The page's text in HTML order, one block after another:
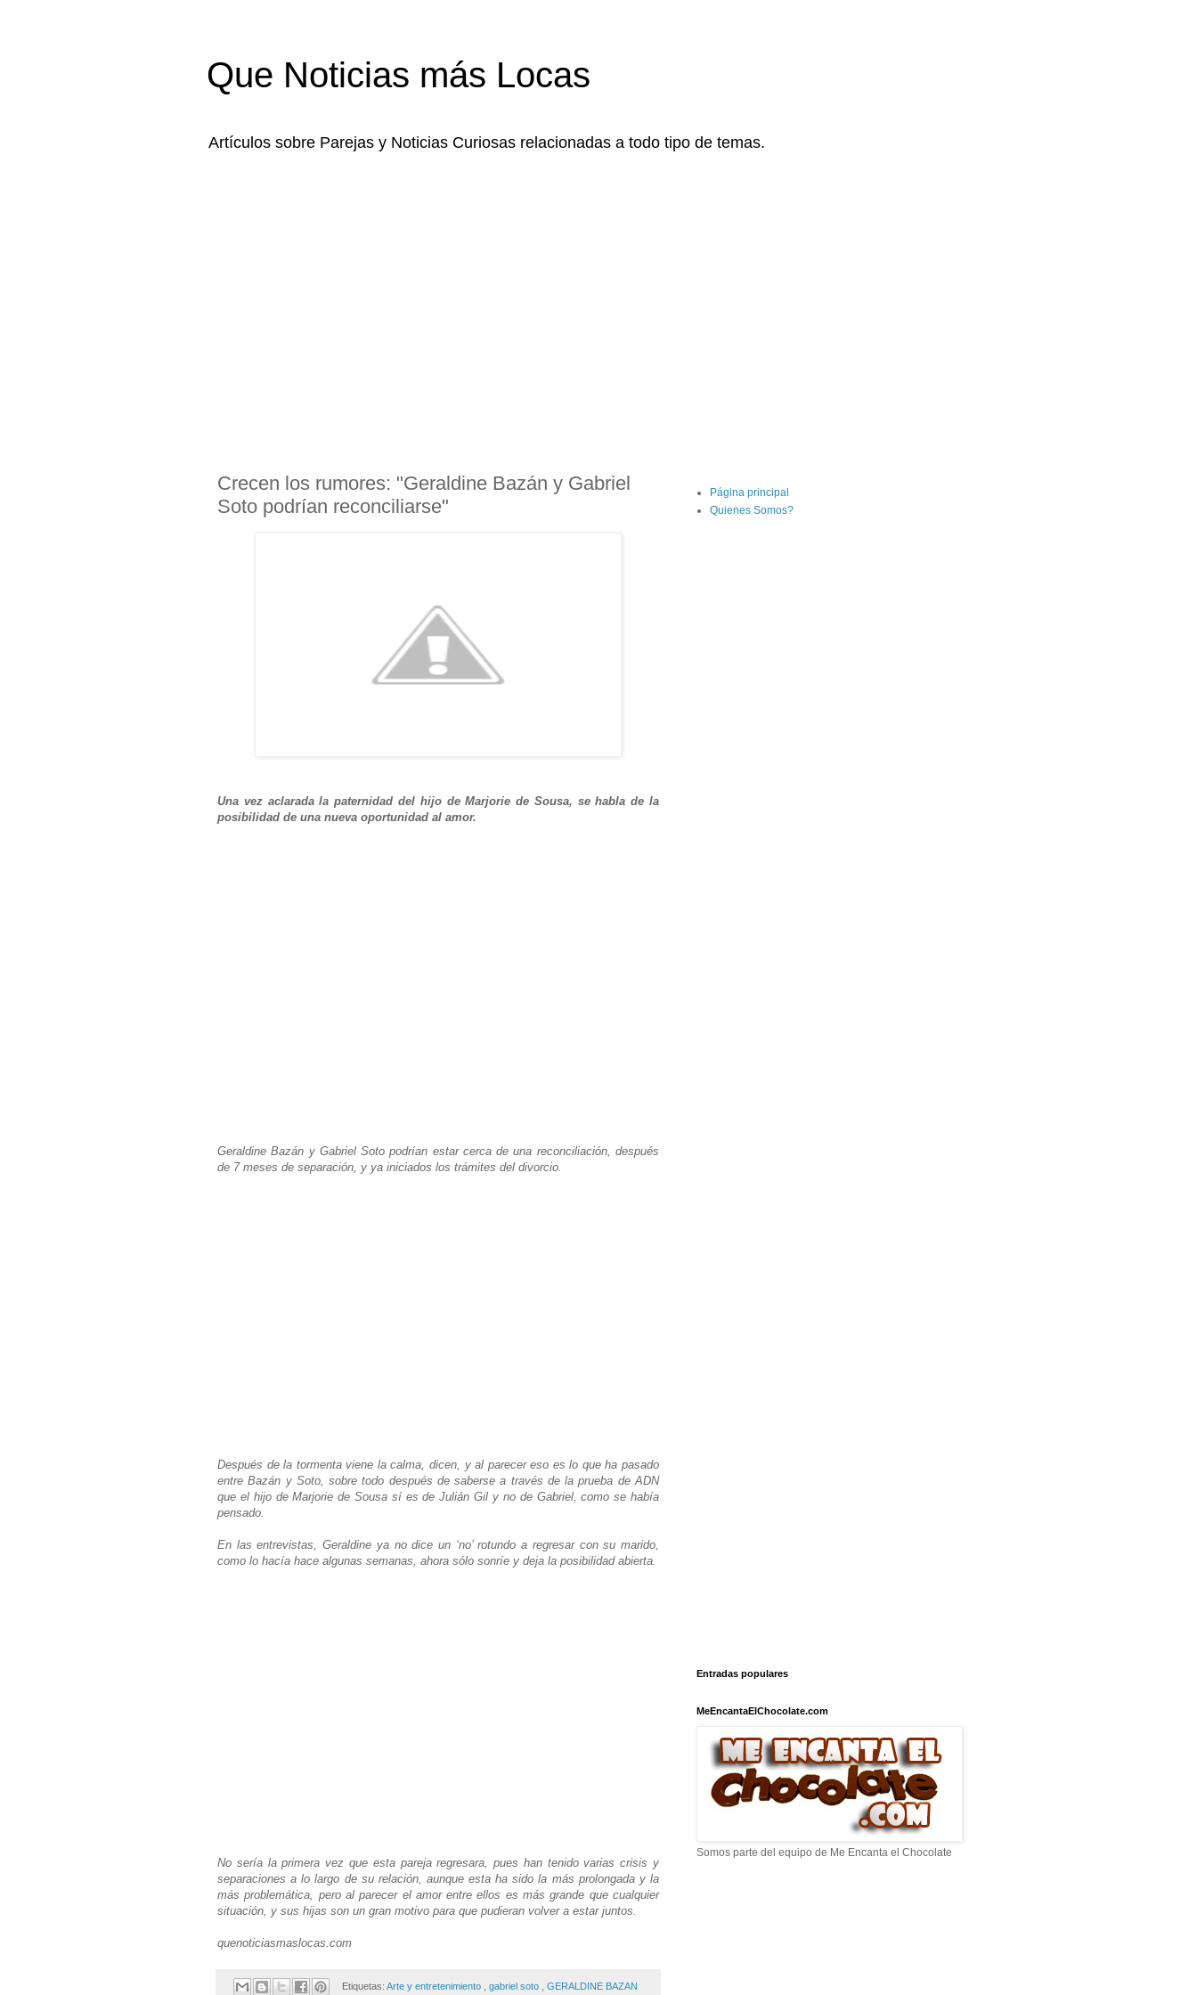
Que Noticias más Locas
Artículos sobre Parejas y Noticias Curiosas relacionadas a todo tipo de temas.
Crecen los rumores: "Geraldine Bazán y Gabriel
Soto podrían reconciliarse"
Una vez aclarada la paternidad del hijo de Marjorie de Sousa, se habla de la
posibilidad de una nueva oportunidad al amor.
Geraldine Bazán y Gabriel Soto podrían estar cerca de una reconciliación, después
de 7 meses de separación, y ya iniciados los trámites del divorcio.
Después de la tormenta viene la calma, dicen, y al parecer eso es lo que ha pasado
entre Bazán y Soto, sobre todo después de saberse a través de la prueba de ADN
que el hijo de Marjorie de Sousa sí es de Julián Gil y no de Gabriel, como se había
pensado.
En las entrevistas, Geraldine ya no dice un ‘no’ rotundo a regresar con su marido,
como lo hacía hace algunas semanas, ahora sólo sonríe y deja la posibilidad abierta.
No sería la primera vez que esta pareja regresara, pues han tenido varias crisis y
separaciones a lo largo de su relación, aunque esta ha sido la más prolongada y la
más problemática, pero al parecer el amor entre ellos es más grande que cualquier
situación, y sus hijas son un gran motivo para que pudieran volver a estar juntos.
quenoticiasmaslocas.com
Etiquetas: Arte y entretenimiento gabriel soto GERALDINE BAZAN
Página principal
Quienes Somos?
Entradas populares
MeEncantaElChocolate.com
Somos parte del equipo de Me Encanta el Chocolate